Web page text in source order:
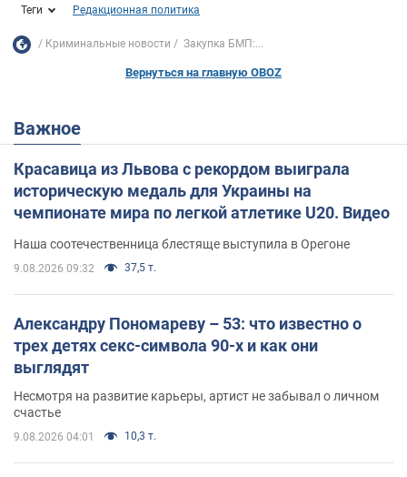
Теги Редакционная политика
Криминальные новости Закупка БМП:...
Вернуться на главную OBOZ
Важное
Красавица из Львова с рекордом выиграла
историческую медаль для Украины на
чемпионате мира по легкой атлетике U20. Видео
Наша соотечественница блестяще выступила в Орегоне
9.08.2026 09:32 37,5 т.
Александру Пономареву – 53: что известно о
трех детях секс-символа 90-х и как они
выглядят
Несмотря на развитие карьеры, артист не забывал о личном
счастье
9.08.2026 04:01 10,3 т.